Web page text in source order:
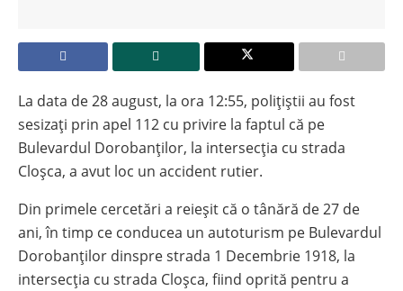
La data de 28 august, la ora 12:55, polițiștii au fost
sesizați prin apel 112 cu privire la faptul că pe
Bulevardul Dorobanților, la intersecția cu strada
Cloșca, a avut loc un accident rutier.
Din primele cercetări a reieșit că o tânără de 27 de
ani, în timp ce conducea un autoturism pe Bulevardul
Dorobanților dinspre strada 1 Decembrie 1918, la
intersecția cu strada Cloșca, fiind oprită pentru a